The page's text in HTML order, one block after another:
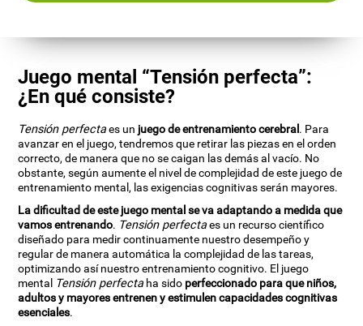
Juego mental “Tensión perfecta”:
¿En qué consiste?
Tensión perfectaes un juego de entrenamiento cerebral. Para
avanzar en el juego, tendremos que retirar las piezas en el orden
correcto, de manera que no se caigan las demás al vacío. No
obstante, según aumente el nivel de complejidad de este juego de
entrenamiento mental, las exigencias cognitivas serán mayores.
La dificultad de este juego mental se va adaptando a medida que
vamos entrenando. Tensión perfectaes un recurso científico
diseñado para medir continuamente nuestro desempeño y
regular de manera automática la complejidad de las tareas,
optimizando así nuestro entrenamiento cognitivo. El juego
mental Tensión perfectaha sido perfeccionado para que niños,
adultos y mayores entrenen y estimulen capacidades cognitivas
esenciales.